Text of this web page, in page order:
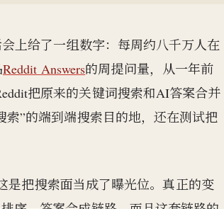
上给了一组数字：每周约八千万人在
Reddit Answers的周提问量，从一年前
把原来的关键词搜索和AI答案合并
”的端到端搜索目的地，还在测试把
是把搜索面当成了曝光位。真正的变